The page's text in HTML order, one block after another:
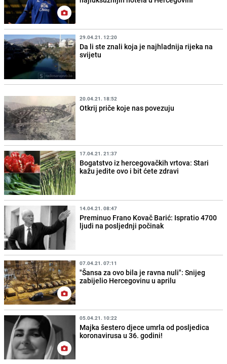
29.04.21. 12:20
Da li ste znali koja je najhladnija rijeka na
svijetu
20.04.21. 18:52
Otkrij priče koje nas povezuju
17.04.21. 21:37
Bogatstvo iz hercegovačkih vrtova: Stari
kažu jedite ovo i bit ćete zdravi
14.04.21. 08:47
Preminuo Frano Kovač Barić: Ispratio 4700
ljudi na posljednji počinak
07.04.21. 07:11
"Šansa za ovo bila je ravna nuli": Snijeg
zabijelio Hercegovinu u aprilu
05.04.21. 10:22
Majka šestero djece umrla od posljedica
koronavirusa u 36. godini!